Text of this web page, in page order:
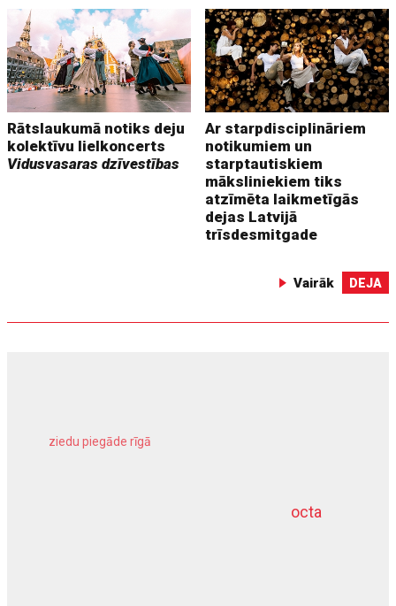
Rātslaukumā notiks deju
kolektīvu lielkoncerts
Vidusvasaras dzīvestības
Ar starpdisciplināriem
notikumiem un
starptautiskiem
māksliniekiem tiks
atzīmēta laikmetīgās
dejas Latvijā
trīsdesmitgade
Vairāk DEJA
octa
ziedu piegāde rīgā
dziļurbums